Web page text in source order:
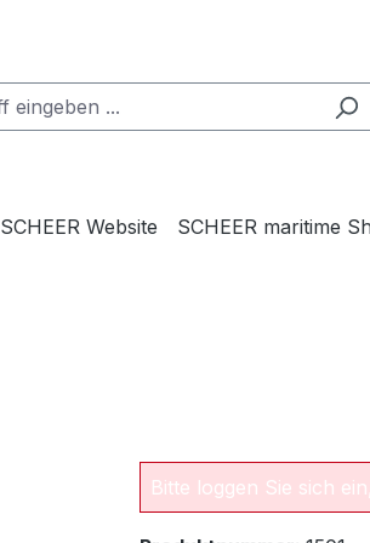
SCHEER Website SCHEER maritime
Bitte loggen Sie sich